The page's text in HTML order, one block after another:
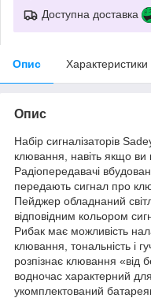
Доступна доставка
Опис Характеристики
Опис
Набір сигналізаторів
клювання, навіть якщо ви
Радіопередавачі
передають сигнал про
Пейджер обладнаний
відповідним кольором
Рибак має можливість
клювання, тональність і
розпізнає клювання «від
водночас характерний
укомплектований